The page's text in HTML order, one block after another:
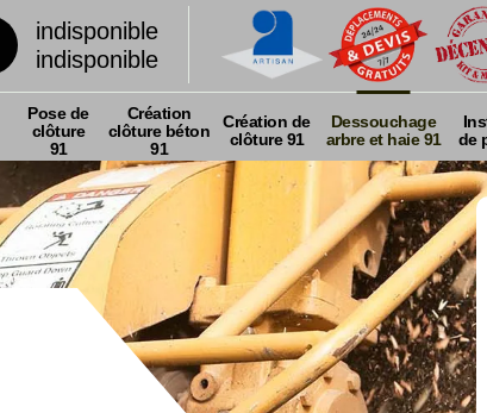
indisponible
indisponible
Pose de
clôture
91
Création
clôture béton
91
Création de
clôture 91
Dessouchage
arbre et haie 91
de